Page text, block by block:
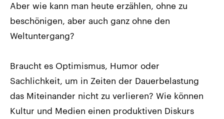
Aber wie kann man heute erzählen, ohne zu
beschönigen, aber auch ganz ohne den
Weltuntergang?
Braucht es Optimismus, Humor oder
Sachlichkeit, um in Zeiten der Dauerbelastung
das Miteinander nicht zu verlieren? Wie können
Kultur und Medien einen produktiven Diskurs